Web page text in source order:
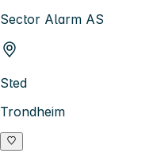
Sector Alarm AS
Sted
Trondheim